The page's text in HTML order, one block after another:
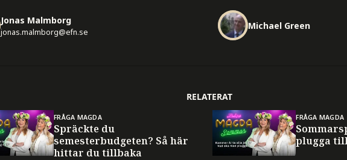
Jonas Malmborg
jonas.malmborg@efn.se
Michael Green
RELATERAT
FRÅGA MAGDA
Spräckte du
semesterbudgeten? Så här
hittar du tillbaka
FRÅGA MAGDA
plugga